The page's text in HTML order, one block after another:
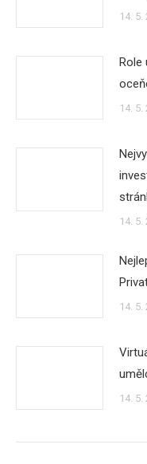
14. 5.
Role
14. 5.
14. 5.
14. 5.
14. 5.